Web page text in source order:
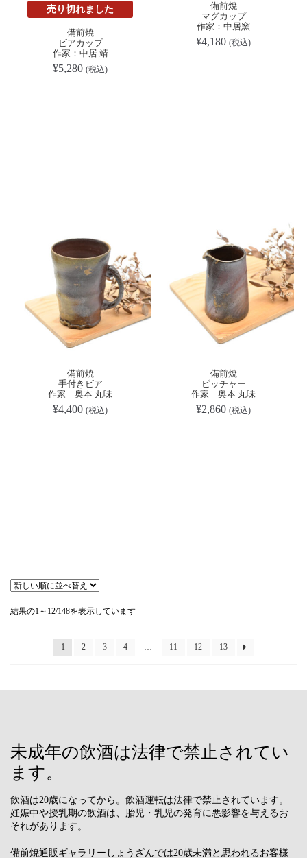
売り切れました
備前焼
ビアカップ
作家：中居 靖
¥5,280 (税込)
備前焼
マグカップ
作家：中居窯
¥4,180 (税込)
備前焼
手付きビア
作家 奥本 丸味
¥4,400 (税込)
備前焼
ピッチャー
作家 奥本 丸味
¥2,860 (税込)
結果の1～12/148を表示しています新
1 2 3 4 … 11 12 13
未成年の飲酒は法律で禁止されてい
ます。
飲酒は20歳になってから。飲酒運転は法律で禁止されています。
妊娠中や授乳期の飲酒は、胎児・乳児の発育に悪影響を与えるお
それがあります。
備前焼通販ギャラリーしょうざんでは20歳未満と思われるお客様